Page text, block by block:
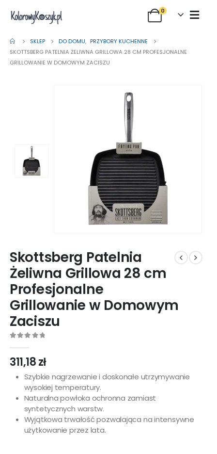
0
SKLEP DO DOMU, PRZYBORY KUCHENNE
SKOTTSBERG PATELNIA ŻELIWNA GRILLOWA 28 CM PROFESJONALNE
GRILLOWANIE W DOMOWYM ZACISZU
Skottsberg Patelnia
Żeliwna Grillowa 28 cm
Profesjonalne
Grillowanie w Domowym
Zaciszu
311,18zł
Szybkie nagrzewanie i doskonałe utrzymywanie
wysokiej temperatury.
Naturalna powłoka ochronna zamiast
syntetycznych warstw.
Wyjątkowa trwałość pozwalająca na intensywne
użytkowanie przez lata.